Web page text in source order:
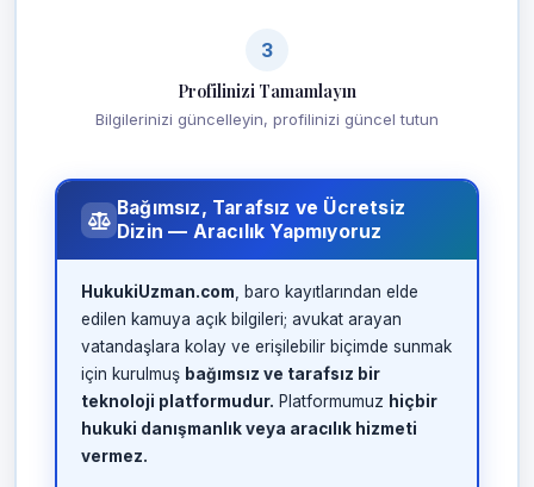
3
Profilinizi Tamamlayın
Bilgilerinizi güncelleyin, profilinizi güncel tutun
Bağımsız, Tarafsız ve Ücretsiz
Dizin — Aracılık Yapmıyoruz
HukukiUzman.com , baro kayıtlarından elde
edilen kamuya açık bilgileri; avukat arayan
vatandaşlara kolay ve erişilebilir biçimde sunmak
için kurulmuş bağımsız ve tarafsız bir
teknoloji platformudur. Platformumuz hiçbir
hukuki danışmanlık veya aracılık hizmeti
vermez.